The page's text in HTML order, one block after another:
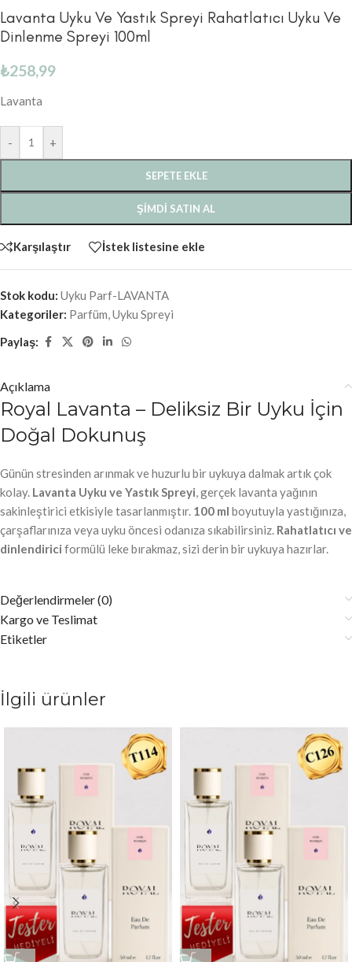
Lavanta Uyku Ve Yastık Spreyi Rahatlatıcı Uyku Ve
Dinlenme Spreyi 100ml
₺258,99
Lavanta
- +
SEPETE EKLE
ŞIMDI SATIN AL
Karşılaştır İstek listesine ekle
Stok kodu: Uyku Parf-LAVANTA
Kategoriler: Parfüm,Uyku Spreyi
Paylaş:
Açıklama
Royal Lavanta – Deliksiz Bir Uyku İçin
Doğal Dokunuş
Günün stresinden arınmak ve huzurlu bir uykuya dalmak artık çok
kolay. Lavanta Uyku ve Yastık Spreyi, gerçek lavanta yağının
sakinleştirici etkisiyle tasarlanmıştır. 100 ml boyutuyla yastığınıza,
çarşaflarınıza veya uyku öncesi odanıza sıkabilirsiniz. Rahatlatıcı ve
dinlendirici formülü leke bırakmaz, sizi derin bir uykuya hazırlar.
Değerlendirmeler (0)
Kargo ve Teslimat
Etiketler
İlgili ürünler